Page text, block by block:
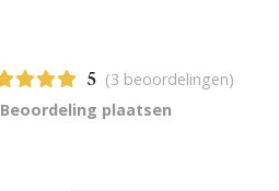
5 (3 beoordelingen)
Beoordeling plaatsen